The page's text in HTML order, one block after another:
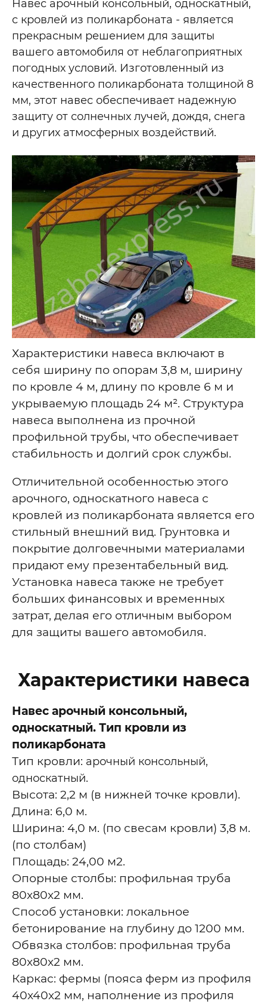
Навес арочный консольный, односкатный,
с кровлей из поликарбоната - является
прекрасным решением для защиты
вашего автомобиля от неблагоприятных
погодных условий. Изготовленный из
качественного поликарбоната толщиной 8
мм, этот навес обеспечивает надежную
защиту от солнечных лучей, дождя, снега
и других атмосферных воздействий.
Характеристики навеса включают в
себя ширину по опорам 3,8 м, ширину
по кровле 4 м, длину по кровле 6 м и
укрываемую площадь 24 м². Структура
навеса выполнена из прочной
профильной трубы, что обеспечивает
стабильность и долгий срок службы.
Отличительной особенностью этого
арочного, односкатного навеса с
кровлей из поликарбоната является его
стильный внешний вид. Грунтовка и
покрытие долговечными материалами
придают ему презентабельный вид.
Установка навеса также не требует
больших финансовых и временных
затрат, делая его отличным выбором
для защиты вашего автомобиля.
Характеристики навеса
Навес арочный консольный,
односкатный. Тип кровли из
поликарбоната
Тип кровли: арочный консольный,
односкатный.
Высота: 2,2 м (в нижней точке кровли).
Длина: 6,0 м.
Ширина: 4,0 м. (по свесам кровли) 3,8 м.
(по столбам)
Площадь: 24,00 м2.
Опорные столбы: профильная труба
80х80х2 мм.
Способ установки: локальное
бетонирование на глубину до 1200 мм.
Обвязка столбов: профильная труба
80х80х2 мм.
Каркас: фермы (пояса ферм из профиля
40х40х2 мм, наполнение из профиля